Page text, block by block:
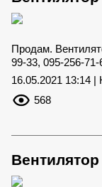
Продам.
99-33, 095-256-
16.05.2021 13:14 |
568